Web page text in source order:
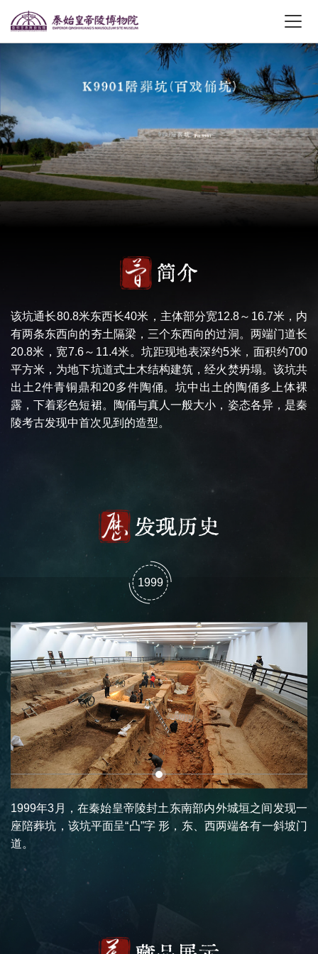
简介
该坑通长80.8米东西长40米，主体部分宽12.8～16.7米，内
有两条东西向的夯土隔梁，三个东西向的过洞。两端门道长
20.8米，宽7.6～11.4米。坑距现地表深约5米，面积约700
平方米，为地下坑道式土木结构建筑，经火焚坍塌。该坑共
出土2件青铜鼎和20多件陶俑。坑中出土的陶俑多上体裸
露，下着彩色短裙。陶俑与真人一般大小，姿态各异，是秦
陵考古发现中首次见到的造型。
发现历史
1999
1999年3月，在秦始皇帝陵封土东南部内外城垣之间发现一
座陪葬坑，该坑平面呈“凸”字 形，东、西两端各有一斜坡门
道。